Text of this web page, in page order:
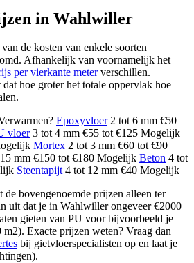
in Wahlwiller
de kosten van enkele soorten
Afhankelijk van voornamelijk het
per vierkante meterverschillen.
hoe groter het totale oppervlak hoe
Epoxyvloer2 tot 6 mm €50
vloer3 tot 4 mm €55 tot €125 Mogelijk
Mortex 2 tot 3 mm €60 tot €90
mm €150 tot €180 Mogelijk Beton 4 tot
Steentapijt4 tot 12 mm €40 Mogelijk
de bovengenoemde prijzen alleen ter
uit dat je in Wahlwiller ongeveer €2000
gieten van PU voor bijvoorbeeld je
Exacte prijzen weten? Vraag dan
bij gietvloerspecialisten op en laat je